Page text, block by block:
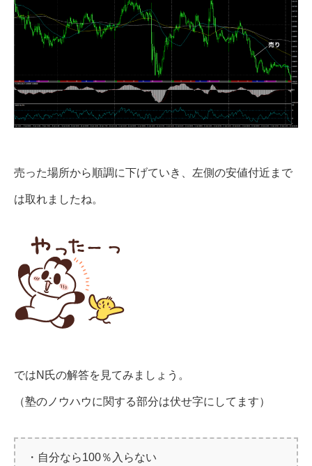
売った場所から順調に下げていき、左側の安値付近まで
は取れましたね。
ではN氏の解答を見てみましょう。
（塾のノウハウに関する部分は伏せ字にしてます）
・自分なら100％入らない